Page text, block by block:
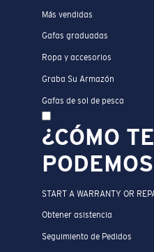
Más vendidas
Gafas graduadas
Ropa y accesorios
Graba Su Armazón
Gafas de sol de pesca
¿CÓMO TE
START A WARRANTY OR
Obtener asistencia
Seguimiento de Pedidos